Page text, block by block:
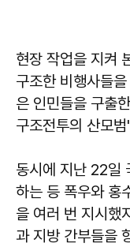
현장 작업을 지켜
구조한 비행사들
은 인민들을 구출
구조전투의 산모
동시에 지난 22일
하는 등 폭우와 홍
을 여러 번 지시했
과 지방 간부들을